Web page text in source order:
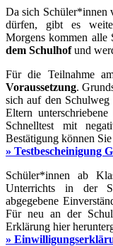
Da sich Schüler*innen
dürfen, gibt es
Morgens kommen alle
dem Schulhofund
Für die Teilnahme
Voraussetzung.
sich auf den Schulweg
Eltern
Schnelltest mit
Bestätigung können
» Testbescheinigung
Schüler*innen ab
Unterrichts in der
abgegebene
Für neu an der
Erklärung hier
»